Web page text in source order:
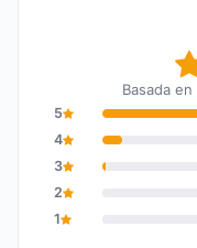
Basada
5
4
3
2
1